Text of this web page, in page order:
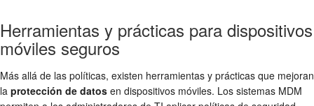
Herramientas y prácticas para dispositivos
móviles seguros
Más allá de las políticas, existen herramientas y prácticas que mejoran
la protección de datos en dispositivos móviles. Los sistemas MDM